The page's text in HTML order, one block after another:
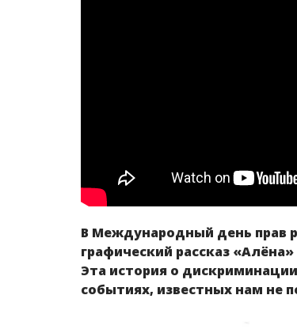
В Международный день прав
графический рассказ
Эта история о
событиях, известных нам не